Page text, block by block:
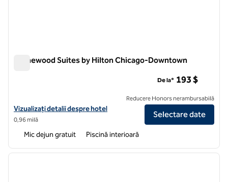
Homewood Suites by Hilton Chicago-Downtown
Vizualizați detaliile hotelului pentru Homewood Suites by Hilton
Vizualizați detalii despre hotel
0,96 milă
De la* 193 $
Reducere Honors nerambursabilă
Selectare date
Mic dejun gratuit Piscină interioară
1 din 12